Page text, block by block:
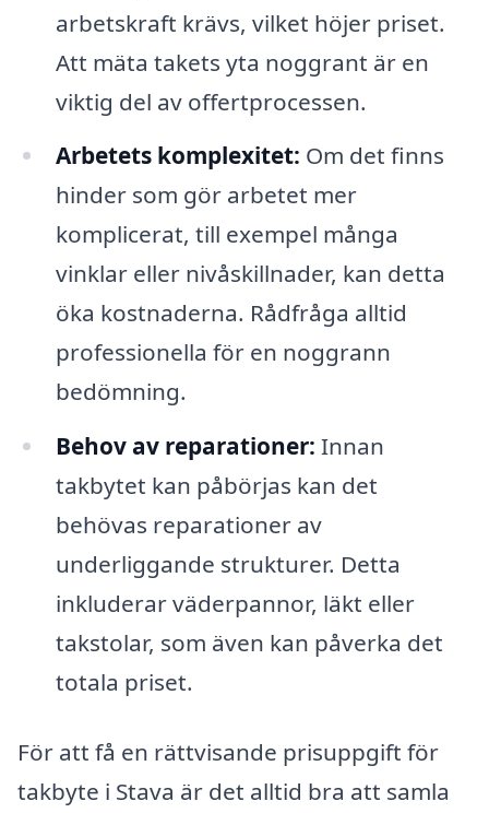
arbetskraft krävs, vilket höjer priset.
Att mäta takets yta noggrant är en
viktig del av offertprocessen.
Arbetets komplexitet: Om det finns
hinder som gör arbetet mer
komplicerat, till exempel många
vinklar eller nivåskillnader, kan detta
öka kostnaderna. Rådfråga alltid
professionella för en noggrann
bedömning.
Behov av reparationer: Innan
takbytet kan påbörjas kan det
behövas reparationer av
underliggande strukturer. Detta
inkluderar väderpannor, läkt eller
takstolar, som även kan påverka det
totala priset.
För att få en rättvisande prisuppgift för
takbyte i Stava är det alltid bra att samla